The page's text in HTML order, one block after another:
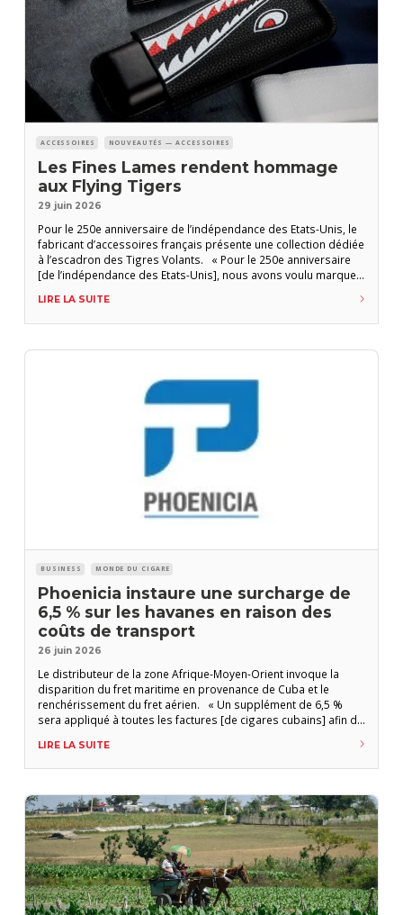
ACCESSOIRES NOUVEAUTÉS — ACCESSOIRES
Les Fines Lames rendent hommage
aux Flying Tigers
29 juin 2026
Pour le 250e anniversaire de l’indépendance des Etats-Unis, le
fabricant d’accessoires français présente une collection dédiée
à l’escadron des Tigres Volants. « Pour le 250e anniversaire
[de l’indépendance des Etats-Unis], nous avons voulu marquer
années, écrivent Les Fines Lames dans un communiqué. À nos
yeux, il s’agit
LIRE LA SUITE
BUSINESS MONDE DU CIGARE
Phoenicia instaure une surcharge de
6,5 % sur les havanes en raison des
coûts de transport
26 juin 2026
Le distributeur de la zone Afrique-Moyen-Orient invoque la
disparition du fret maritime en provenance de Cuba et le
renchérissement du fret aérien. « Un supplément de 6,5 %
sera appliqué à toutes les factures [de cigares cubains] afin de
annonce Phoenicia dans un mail adressé à ses clients. « La
LIRE LA SUITE